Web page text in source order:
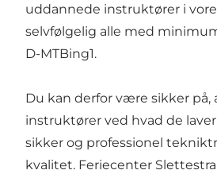
uddannede instruktører i
selvfølgelig alle med
D-MTBing1.
Du kan derfor være sikker på,
instruktører ved hvad de
sikker og professionel
kvalitet. Feriecenter